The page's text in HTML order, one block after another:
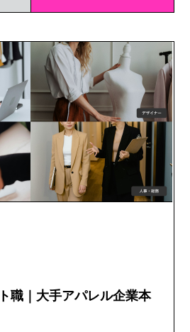
職｜大手アパレル企業本